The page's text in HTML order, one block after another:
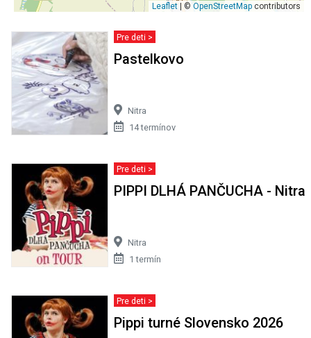
Leaflet | © OpenStreetMap contributors
Pre deti >
Pastelkovo
Nitra
14 termínov
Pre deti >
PIPPI DLHÁ PANČUCHA - Nitra
Nitra
1 termín
Pre deti >
Pippi turné Slovensko 2026